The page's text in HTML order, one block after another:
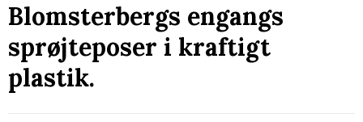
Blomsterbergs engangs
sprøjteposer i kraftigt
plastik.